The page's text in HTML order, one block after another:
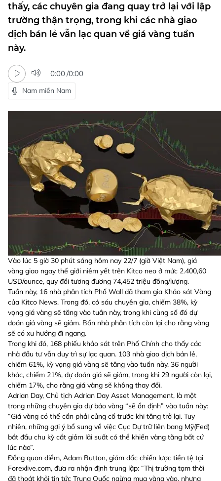
thấy, các chuyên gia đang quay trở lại với lập
trường thận trọng, trong khi các nhà giao
dịch bán lẻ vẫn lạc quan về giá vàng tuần
này.
0:00/0:00
Nam miền Nam
Vào lúc 5 giờ 30 phút sáng hôm nay 22/7 (giờ Việt Nam), giá
vàng giao ngay thế giới niêm yết trên Kitco neo ở mức 2.400,60
USD/ounce, quy đổi tương đương 74,452 triệu đồng/lượng.
Tuần này, 16 nhà phân tích Phố Wall đã tham gia Khảo sát Vàng
của Kitco News. Trong đó, có sáu chuyên gia, chiếm 38%, kỳ
vọng giá vàng sẽ tăng vào tuần này, trong khi cùng số đó dự
đoán giá vàng sẽ giảm. Bốn nhà phân tích còn lại cho rằng vàng
sẽ có xu hướng đi ngang.
Trong khi đó, 168 phiếu khảo sát trên Phố Chính cho thấy các
nhà đầu tư vẫn duy trì sự lạc quan. 103 nhà giao dịch bán lẻ,
chiếm 61%, kỳ vọng giá vàng sẽ tăng vào tuần này. 36 người
khác, chiếm 21%, dự đoán giá sẽ giảm, trong khi 29 người còn lại,
chiếm 17%, cho rằng giá vàng sẽ không thay đổi.
Adrian Day, Chủ tịch Adrian Day Asset Management, là một
trong những chuyên gia dự báo vàng “sẽ ổn định” vào tuần này:
“Giá vàng có thể cần phải củng cố trước khi tăng trở lại. Tuy
nhiên, những gợi ý bổ sung về việc Cục Dự trữ liên bang Mỹ(Fed)
bắt đầu chu kỳ cắt giảm lãi suất có thể khiến vàng tăng bất cứ
lúc nào”.
Đồng quan điểm, Adam Button, giám đốc chiến lược tiền tệ tại
Forexlive.com, đưa ra nhận định trung lập: “Thị trường tạm thời
đã thoát khỏi tin tức Trung Quốc ngừng mua vàng vào, nhưng